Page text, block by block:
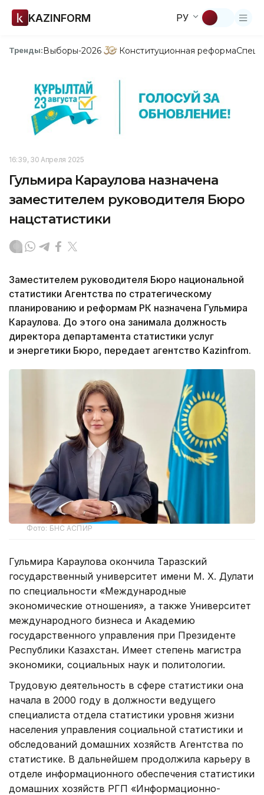
KAZINFORM РУ
Тренды:Выборы-2026 Конституционная реформа
16:39, 30 Апреля 2025
Гульмира Караулова назначена
заместителем руководителя Бюро
нацстатистики
Заместителем руководителя Бюро национальной
статистики Агентства по стратегическому
планированию и реформам РК назначена Гульмира
Караулова. До этого она занимала должность
директора департамента статистики услуг
и энергетики Бюро, передает агентство Kazinfrom.
Фото: БНС АСПИР
Гульмира Караулова окончила Таразский
государственный университет имени М. Х. Дулати
по специальности «Международные
экономические отношения», а также Университет
международного бизнеса и Академию
государственного управления при Президенте
Республики Казахстан. Имеет степень магистра
экономики, социальных наук и политологии.
Трудовую деятельность в сфере статистики она
начала в 2000 году в должности ведущего
специалиста отдела статистики уровня жизни
населения управления социальной статистики и
обследований домашних хозяйств Агентства по
статистике. В дальнейшем продолжила карьеру в
отделе информационного обеспечения статистики
домашних хозяйств РГП «Информационно-